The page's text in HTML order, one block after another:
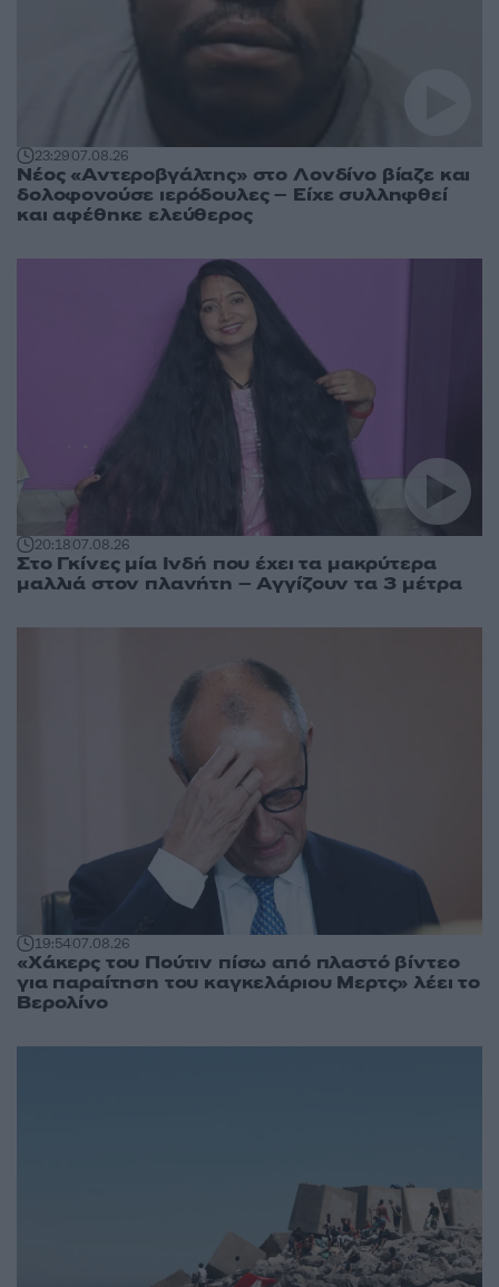
23:2907.08.26
Νέος «Αντεροβγάλτης» στο Λονδίνο βίαζε και
δολοφονούσε ιερόδουλες – Είχε συλληφθεί
και αφέθηκε ελεύθερος
20:1807.08.26
Στο Γκίνες μία Ινδή που έχει τα μακρύτερα
μαλλιά στον πλανήτη – Αγγίζουν τα 3 μέτρα
19:5407.08.26
«Χάκερς του Πούτιν πίσω από πλαστό βίντεο
για παραίτηση του καγκελάριου Μερτς» λέει το
Βερολίνο